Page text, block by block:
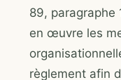
89, paragraphe
en œuvre les
règlement afin